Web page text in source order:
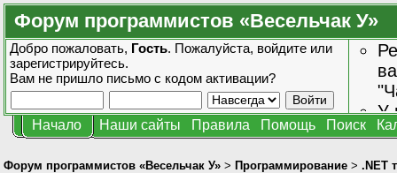
Форум программистов «Весельчак У»
Добро пожаловать, Гость. Пожалуйста, войдите или
зарегистрируйтесь.
Вам не пришло письмо с кодом активации?
У
Начало Наши сайты Правила Помощь Поиск
Форум программистов «Весельчак У» > Программирование > .NET